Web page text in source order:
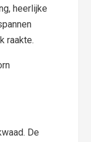
heerlijke
raakte.
De